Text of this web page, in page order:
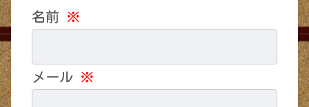
名前 ※
メール ※